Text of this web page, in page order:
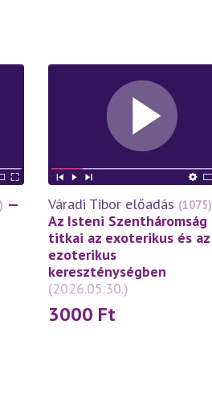
—
Váradi Tibor előadás (1075)
Az Isteni Szentháromság
titkai az exoterikus és az
ezoterikus
kereszténységben
(2026.05.30.)
3000 Ft